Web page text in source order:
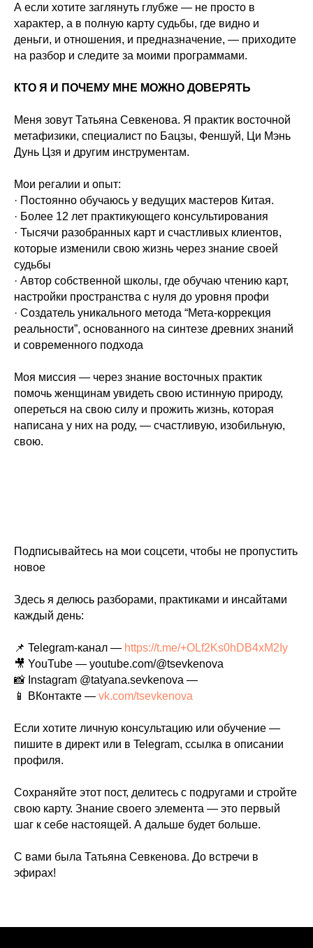
А если хотите заглянуть глубже — не просто в
характер, а в полную карту судьбы, где видно и
деньги, и отношения, и предназначение, — приходите
на разбор и следите за моими программами.
КТО Я И ПОЧЕМУ МНЕ МОЖНО ДОВЕРЯТЬ
Меня зовут Татьяна Севкенова. Я практик восточной
метафизики, специалист по Бацзы, Феншуй, Ци Мэнь
Дунь Цзя и другим инструментам.
Мои регалии и опыт:
· Постоянно обучаюсь у ведущих мастеров Китая.
· Более 12 лет практикующего консультирования
· Тысячи разобранных карт и счастливых клиентов,
которые изменили свою жизнь через знание своей
судьбы
· Автор собственной школы, где обучаю чтению карт,
настройки пространства с нуля до уровня профи
· Создатель уникального метода “Мета-коррекция
реальности”, основанного на синтезе древних знаний
и современного подхода
Моя миссия — через знание восточных практик
помочь женщинам увидеть свою истинную природу,
опереться на свою силу и прожить жизнь, которая
написана у них на роду, — счастливую, изобильную,
свою.
Подписывайтесь на мои соцсети, чтобы не пропустить
новое
Здесь я делюсь разборами, практиками и инсайтами
каждый день:
📌 Telegram-канал — https://t.me/+OLf2Ks0hDB4xM2Iy
🎥 YouTube — youtube.com/@tsevkenova
📸 Instagram @tatyana.sevkenova —
📱 ВКонтакте — vk.com/tsevkenova
Если хотите личную консультацию или обучение —
пишите в директ или в Telegram, ссылка в описании
профиля.
Сохраняйте этот пост, делитесь с подругами и стройте
свою карту. Знание своего элемента — это первый
шаг к себе настоящей. А дальше будет больше.
С вами была Татьяна Севкенова. До встречи в
эфирах!